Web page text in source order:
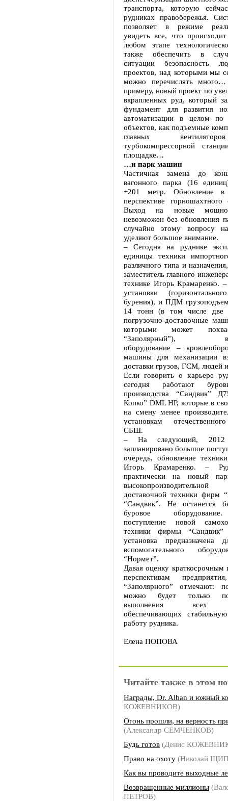
транспорта, которую
рудниках правобережья.
позволяет в режиме
увидеть все, что
любом этапе
также обеспечить в
ситуации безопасность
проектов, над которыми мы
можно перечислять
примеру, новый проект по
вкрапленных руд, который
фундамент для развития
автоматизации в целом по
объектов, как подъемные
главных
турбокомпрессорной
площадке…
…и парк машин
Частичная замена до
вагонного парка (16
+201 метр. Обновление в
перспективе
Выход на новые
невозможен без обновления
случайно этому вопросу
уделяют большое внимание.
– Сегодня на руднике
единицы техники
различного типа и
заместитель главного
технике Игорь Крамаренко.
установки
бурения), и ПДМ
14 тонн (в том числе две
погрузочно-доставочные
которыми может
“Заполярный”),
оборудование –
машины для механизации
доставки грузов, ГСМ, людей
Если говорить о карьере
сегодня работают
производства “Сандвик”
Копко” DML НР, которые в
на смену менее
установкам
СБШ.
– На следующий,
запланировано большое
очередь, обновление
Игорь Крамаренко. –
практически на новый
доставочной техники фирм
“Сандвик”. Не останется
буровое
поступление новой
техники фирмы
установка предназначена
вспомогательного
“Нормет”.
Давая оценку краткосрочным
перспективам
“Заполярного” отмечают:
можно будет только по
выполнения всех
обеспечивающих
работу рудника.
Елена ПОПОВА
Читайте также в этом
Награды, Dr. Alban и южный
КОЖЕВНИКОВ)
Огонь прошли, на верность
(Александр СЕМЧЕНКОВ)
Будь готов (Денис
Право на охоту (Николай
Как вы проводите выходные
Возвращенные миллионы
ПЕТРОВ)